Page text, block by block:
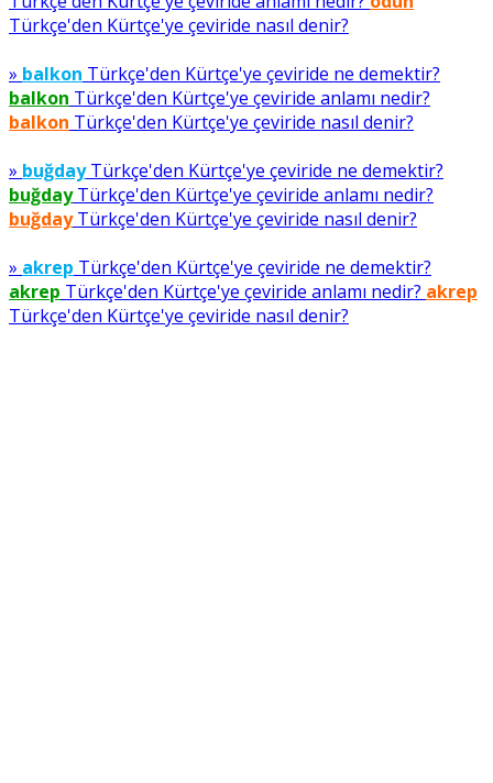
Türkçe'den Kürtçe'ye çeviride nasıl denir?
» balkon Türkçe'den Kürtçe'ye çeviride ne demektir?
balkon Türkçe'den Kürtçe'ye çeviride anlamı nedir?
balkon Türkçe'den Kürtçe'ye çeviride nasıl denir?
» buğdayTürkçe'den Kürtçe'ye çeviride ne demektir?
buğdayTürkçe'den Kürtçe'ye çeviride anlamı nedir?
buğdayTürkçe'den Kürtçe'ye çeviride nasıl denir?
» akrep Türkçe'den Kürtçe'ye çeviride ne demektir?
akrep Türkçe'den Kürtçe'ye çeviride anlamı nedir? akrep
Türkçe'den Kürtçe'ye çeviride nasıl denir?